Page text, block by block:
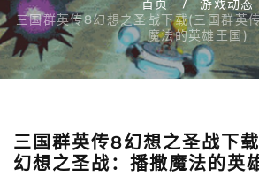
首页
游戏动态
三国群英传8幻想之圣战下载(三国群英
魔法的英雄王国)
三国群英传8幻想之圣战下
幻想之圣战：播撒魔法的英